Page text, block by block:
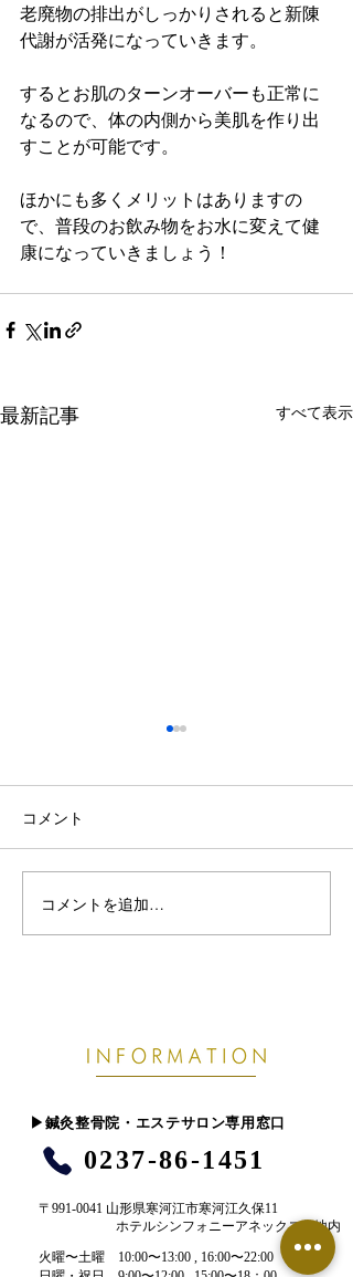
老廃物の排出がしっかりされると新陳
代謝が活発になっていきます。
するとお肌のターンオーバーも正常に
なるので、体の内側から美肌を作り出
すことが可能です。
ほかにも多くメリットはありますの
で、普段のお飲み物をお水に変えて健
康になっていきましょう！
最新記事 すべて表示
熱帯夜で眠りが浅い・首
こりがつらい方へ｜8月の
コメント
コメントを追加…
​▶︎鍼灸整骨院・エステサロン専用窓口
0237-86-1451
〒991-0041 山形県寒河江市寒河江久保11
ホテルシンフォニーアネックス敷地内
​火曜〜土曜 10:00〜13:00 , 16:00〜22:00​